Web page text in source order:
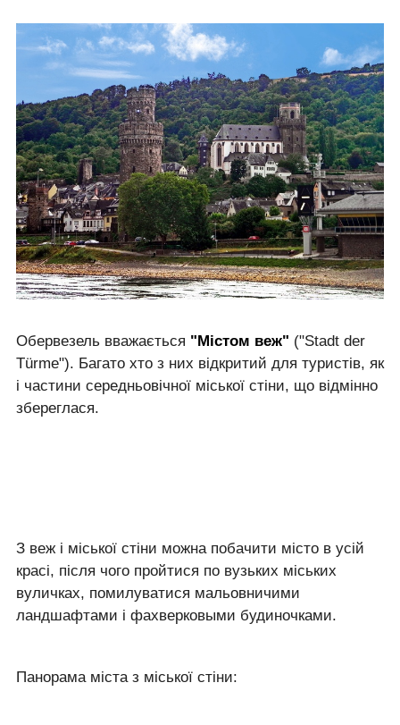
Обервезель вважається "Містом веж" ("Stadt der
Türme"). Багато хто з них відкритий для туристів, як
і частини середньовічної міської стіни, що відмінно
збереглася.
З веж і міської стіни можна побачити місто в усій
красі, після чого пройтися по вузьких міських
вуличках, помилуватися мальовничими
ландшафтами і фахверковыми будиночками.
Панорама міста з міської стіни: